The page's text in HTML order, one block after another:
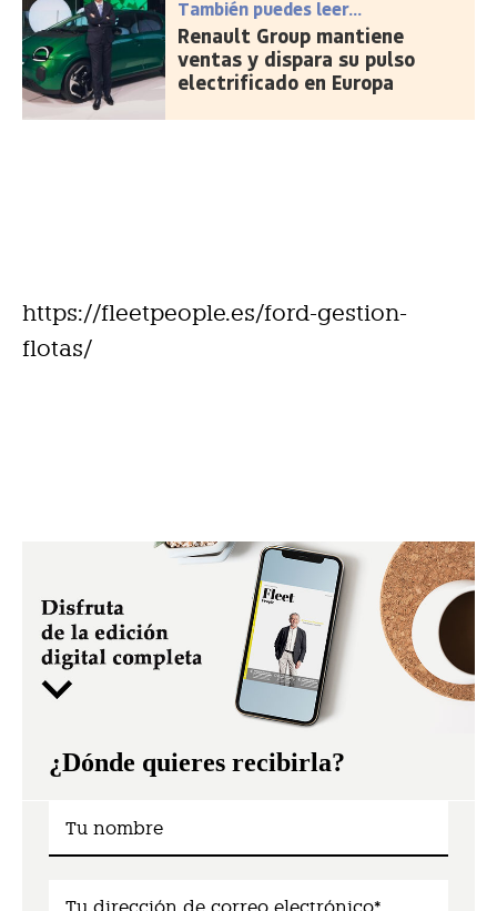
También puedes leer...
Renault Group mantiene
ventas y dispara su pulso
electrificado en Europa
https://fleetpeople.es/ford-gestion-
flotas/
¿Dónde quieres recibirla?